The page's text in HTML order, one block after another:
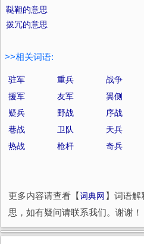
鞑靼的意思
拨冗的意思
>>相关词语:
驻军 重兵 战争
援军
友军 翼侧
疑兵
野战 序战
巷战
卫队 天兵
热战
枪杆 奇兵
更多内容请查看【词典网 】词语
思，如有疑问请联系我们。谢谢！